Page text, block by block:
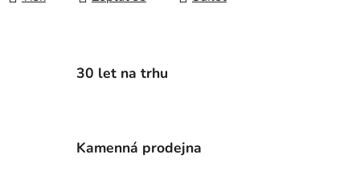
30 let na trhu
Kamenná prodejna